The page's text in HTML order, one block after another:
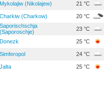
Mykolajiw (Nikolajew) 21 °C
Charkiw (Charkow) 20 °C
Saporischschja
(Saporoschje)
23 °C
Donezk 25 °C
Simferopol 24 °C
Jalta
25 °C